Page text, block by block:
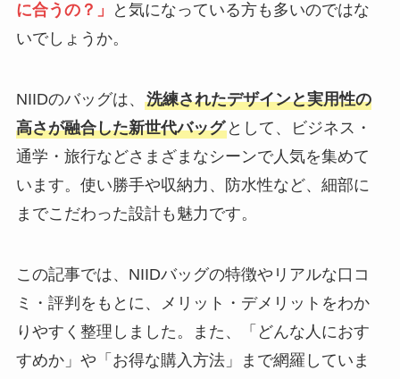
に合うの？」
と気になっている方も多いのではな
いでしょうか。
NIIDのバッグは、 洗練されたデザインと実用性の
高さが融合した新世代バッグとして、ビジネス・
通学・旅行などさまざまなシーンで人気を集めて
います。使い勝手や収納力、防水性など、細部に
までこだわった設計も魅力です。
この記事では、NIIDバッグの特徴やリアルな口コ
ミ・評判をもとに、メリット・デメリットをわか
りやすく整理しました。また、「どんな人におす
すめか」や「お得な購入方法」まで網羅していま